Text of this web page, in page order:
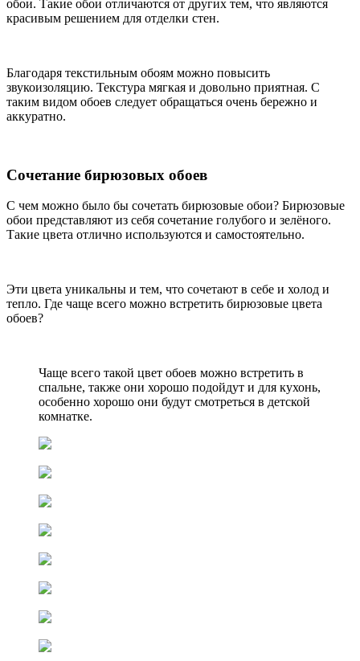
обои. Такие обои отличаются от других тем, что являются
красивым решением для отделки стен.
Благодаря текстильным обоям можно повысить
звукоизоляцию. Текстура мягкая и довольно приятная. С
таким видом обоев следует обращаться очень бережно и
аккуратно.
Сочетание бирюзовых обоев
С чем можно было бы сочетать бирюзовые обои? Бирюзовые
обои представляют из себя сочетание голубого и зелёного.
Такие цвета отлично используются и самостоятельно.
Эти цвета уникальны и тем, что сочетают в себе и холод и
тепло. Где чаще всего можно встретить бирюзовые цвета
обоев?
Чаще всего такой цвет обоев можно встретить в
спальне, также они хорошо подойдут и для кухонь,
особенно хорошо они будут смотреться в детской
комнатке.